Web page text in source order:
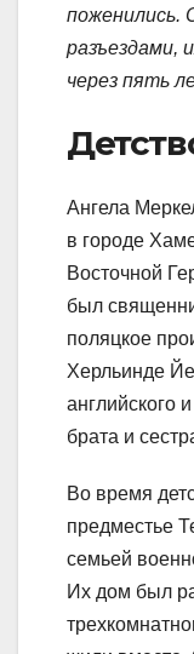
поженились.
разъездами,
через пять
Ангела
в городе
Восточной
был
поляцкое
Херльинде
английского
брата и
Во время
предместье
семьей
Их дом был